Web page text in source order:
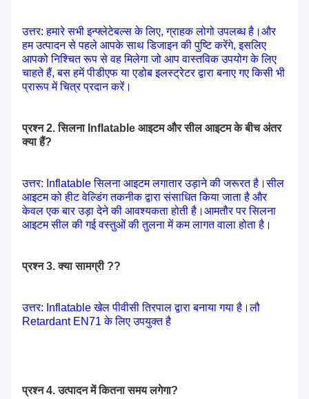
उत्तर: हमारे सभी इन्फ्लेटेबल्स के लिए, ग्राहक लोगो उपलब्ध है।और
हम उत्पादन से पहले आपके साथ डिजाइन की पुष्टि करेंगे, इसलिए
आपको निश्चित रूप से वह मिलेगा जो आप वास्तविक उपयोग के लिए
चाहते हैं, बस हमें पीडीएफ या एडोब इलस्ट्रेटर द्वारा बनाए गए किसी भी
प्रारूप में चित्र प्रदान करें।
प्रश्न 2. सिलना Inflatable आइटम और सील आइटम के बीच अंतर
क्या हैं?
उत्तर: Inflatable सिलना आइटम लगातार उड़ाने की जरूरत है।सील
आइटम को हीट वेल्डिंग तकनीक द्वारा संसाधित किया जाता है और
केवल एक बार उड़ा देने की आवश्यकता होती है।आमतौर पर सिलना
आइटम सील की गई वस्तुओं की तुलना में कम लागत वाला होता है।
प्रश्न 3. क्या सामग्री ??
उत्तर: Inflatable खेल पीवीसी तिरपाल द्वारा बनाया गया है।लौ
Retardant EN71 के लिए उपयुक्त है
प्रश्न 4. उत्पादन में कितना समय लगेगा?